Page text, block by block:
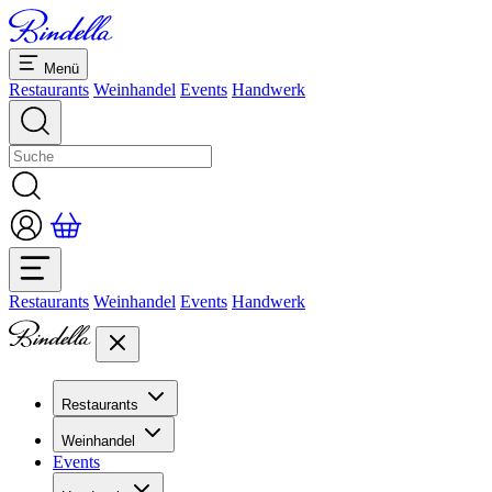
Menü
Restaurants Weinhandel Events Handwerk
Restaurants Weinhandel Events Handwerk
Restaurants
Übersicht Restaurants
Bankette & Events
Dolcezze
Weinhandel
Übersicht
Events